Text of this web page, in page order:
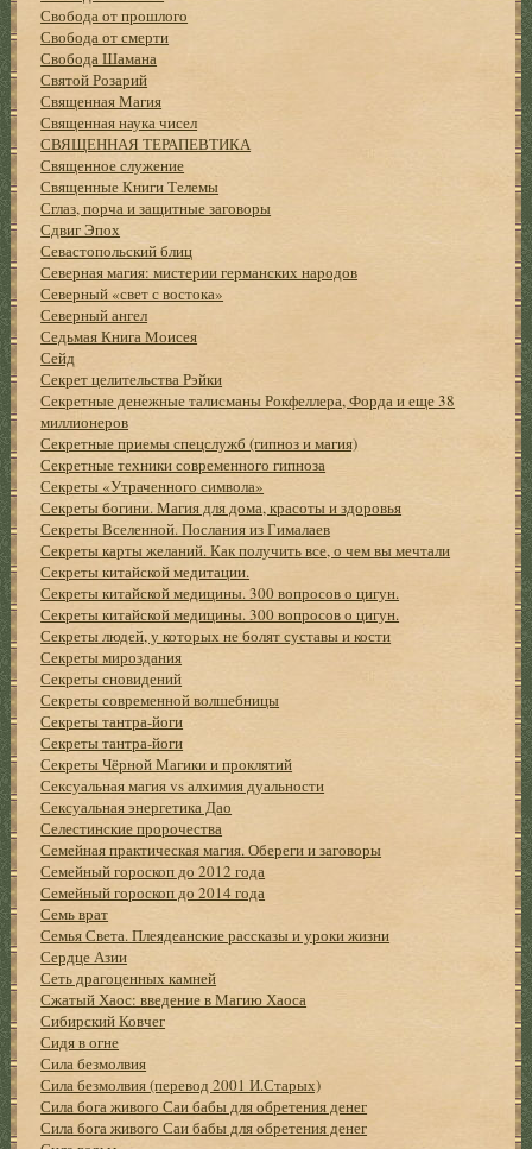
Свобода от прошлого
Свобода от смерти
Свобода Шамана
Святой Розарий
Священная Магия
Священная наука чисел
СВЯЩЕННАЯ ТЕРАПЕВТИКА
Священное служение
Священные Книги Телемы
Сглаз, порча и защитные заговоры
Сдвиг Эпох
Севастопольский блиц
Северная магия: мистеpии геpманских наpодов
Северный «свет с востока»
Северный ангел
Седьмая Книга Моисея
Сейд
Секрет целительства Рэйки
Секретные денежные талисманы Рокфеллера, Форда и еще 38
миллионеров
Секретные приемы спецслужб (гипноз и магия)
Секретные техники современного гипноза
Секреты «Утраченного символа»
Секреты богини. Магия для дома, красоты и здоровья
Секреты Вселенной. Послания из Гималаев
Секреты карты желаний. Как получить все, о чем вы мечтали
Секреты китайской медитации.
Секреты китайской медицины. 300 вопросов о цигун.
Секреты китайской медицины. 300 вопросов о цигун.
Секреты людей, у которых не болят суставы и кости
Секреты мироздания
Секреты сновидений
Секреты современной волшебницы
Секреты тантра-йоги
Секреты тантра-йоги
Секреты Чёрной Магики и проклятий
Сексуальная магия vs алхимия дуальности
Сексуальная энергетика Дао
Селестинские пророчества
Семейная практическая магия. Обереги и заговоры
Семейный гороскоп до 2012 года
Семейный гороскоп до 2014 года
Семь врат
Семья Света. Плеядеанские рассказы и уроки жизни
Сердце Азии
Сеть драгоценных камней
Сжатый Хаос: введение в Магию Хаоса
Сибирский Ковчег
Сидя в огне
Сила безмолвия
Сила безмолвия (перевод 2001 И.Старых)
Сила бога живого Саи бабы для обретения денег
Сила бога живого Саи бабы для обретения денег